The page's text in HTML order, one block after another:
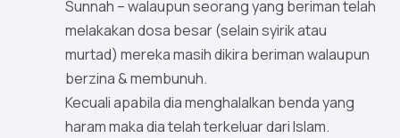
Sunnah – walaupun seorang yang beriman telah
melakakan dosa besar (selain syirik atau
murtad) mereka masih dikira beriman walaupun
berzina & membunuh.
Kecuali apabila dia menghalalkan benda yang
haram maka dia telah terkeluar dari Islam.